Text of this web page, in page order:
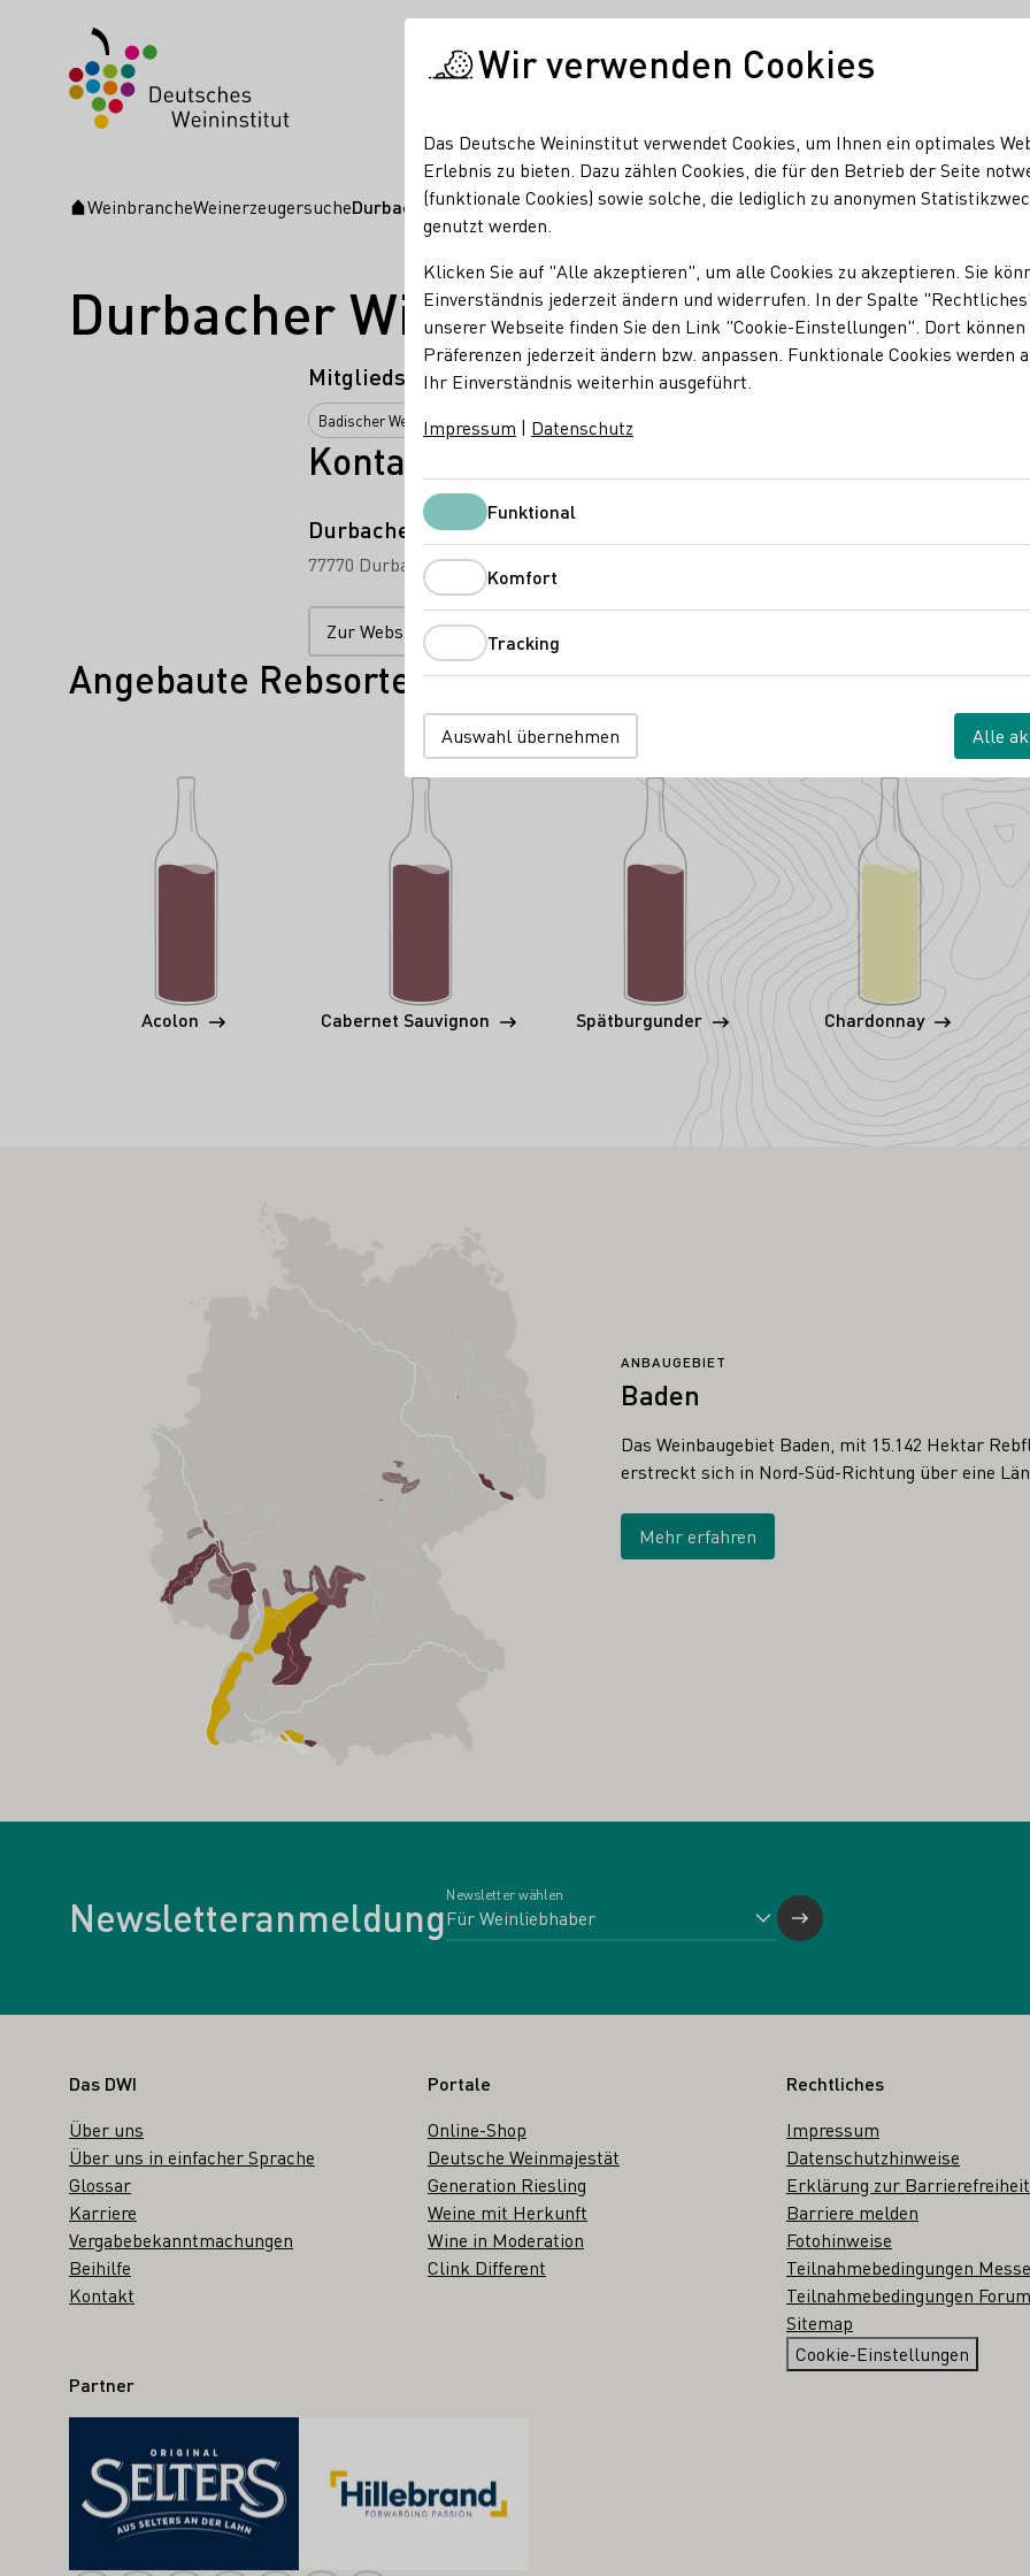
Startseite
WeinbrancheWeinerzeugersucheDurbacher Winzer eG
Durbacher Winzer eG
Mitgliedschaften
Badischer Weinbauverband e.V.
Kontakt
Durbacher Winzer eG
77770 Durbach Nachtweide 2
Zur Website
Angebaute Rebsorten
Acolon Cabernet Sauvignon Spätburgunder Chardonnay
ANBAUGEBIET
Baden
Das Weinbaugebiet Baden, mit 15.142 Hektar
erstreckt sich in Nord-Süd-Richtung über eine
Mehr erfahren
Newsletteranmeldung
Newsletter wählen
Fußbereich
Das DWI
Über uns
Über uns in einfacher Sprache
Glossar
Karriere
Vergabebekanntmachungen
Beihilfe
Kontakt
Portale
Online-Shop
Deutsche Weinmajestät
Generation Riesling
Weine mit Herkunft
Wine in Moderation
Clink Different
Rechtliches
Impressum
Datenschutzhinweise
Erklärung zur Barrierefreiheit
Barriere melden
Fotohinweise
Teilnahmebedingungen
Teilnahmebedingungen
Sitemap
Cookie-Einstellungen
Wir verwenden Cookies
Das Deutsche Weininstitut verwendet Cookies, um Ihnen ein optimales
Erlebnis zu bieten. Dazu zählen Cookies, die für den Betrieb der Seite
(funktionale Cookies) sowie solche, die lediglich zu anonymen
genutzt werden.
Klicken Sie auf "Alle akzeptieren", um alle Cookies zu akzeptieren. Sie
Einverständnis jederzeit ändern und widerrufen. In der Spalte
unserer Webseite finden Sie den Link "Cookie-Einstellungen". Dort können
Präferenzen jederzeit ändern bzw. anpassen. Funktionale Cookies werden
Ihr Einverständnis weiterhin ausgeführt.
Impressum | Datenschutz
FunktionalFunktional
Komfort
Tracking
Auswahl übernehmen Alle
Partner